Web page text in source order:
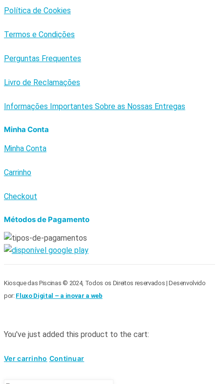
Política de Cookies
Termos e Condições
Perguntas Frequentes
Livro de Reclamações
Informações Importantes Sobre as Nossas Entregas
Minha Conta
Minha Conta
Carrinho
Checkout
Métodos de Pagamento
Kiosque das Piscinas © 2024, Todos os Direitos reservados | Desenvolvido
por: Fluxo Digital – a inovar a web
You've just added this product to the cart:
Ver carrinho Continuar